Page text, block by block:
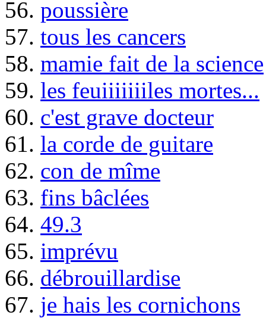
56. poussière
57. tous les cancers
58. mamie fait de la science
59. les feuiiiiiiiles mortes...
60. c'est grave docteur
61. la corde de guitare
62. con de mîme
63. fins bâclées
64. 49.3
65. imprévu
66. débrouillardise
67. je hais les cornichons